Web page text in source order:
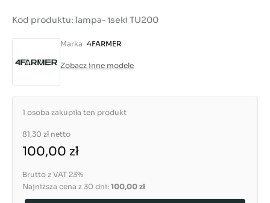
Kod produktu: lampa- iseki TU200
Marka 4FARMER
Zobacz inne modele
1 osoba zakupiła ten produkt
81,30 zł netto
100,00 zł
Brutto z VAT 23%
Najniższa cena z 30 dni: 100,00 zł